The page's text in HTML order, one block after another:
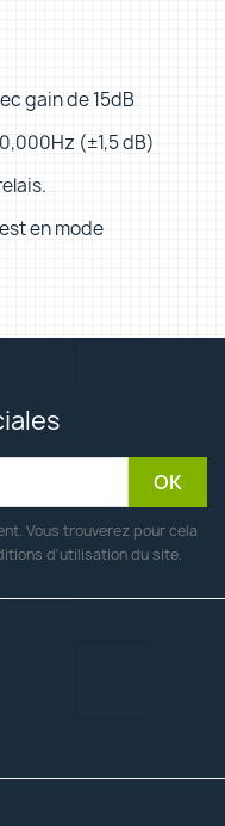
gain de 15dB
(±1,5 dB)
en mode
Vous trouverez pour cela
d'utilisation du site.